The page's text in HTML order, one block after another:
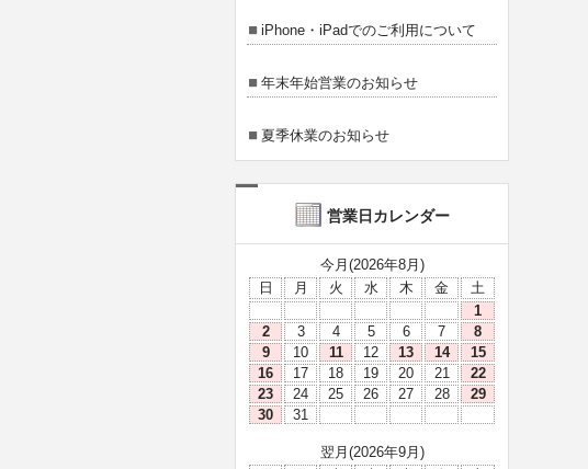
iPhone・iPadでのご利用について
年末年始営業のお知らせ
夏季休業のお知らせ
営業日カレンダー
今月(2026年8月)
日
月 火 水 木 金
土
1
2
3 4 5 6 7
8
9
10 11 12 13 14
15
16
17 18 19 20 21
22
23
24 25 26 27 28
29
30
31
翌月(2026年9月)